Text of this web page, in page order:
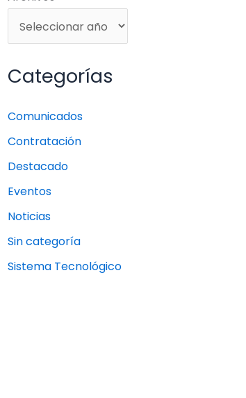
Categorías
Comunicados
Contratación
Destacado
Eventos
Noticias
Sin categoría
Sistema Tecnológico